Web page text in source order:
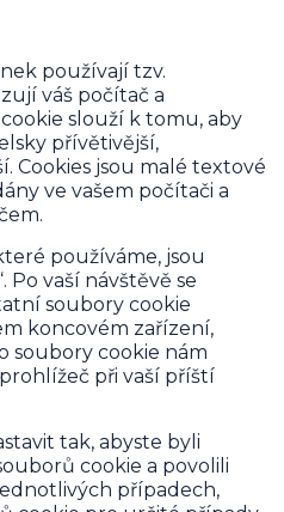
používají tzv.
váš počítač a
slouží k tomu, aby
přívětivější,
Cookies jsou malé textové
ve vašem počítači a
používáme, jsou
Po vaší návštěvě se
soubory cookie
koncovém zařízení,
soubory cookie nám
při vaší příští
tak, abyste byli
cookie a povolili
případech,